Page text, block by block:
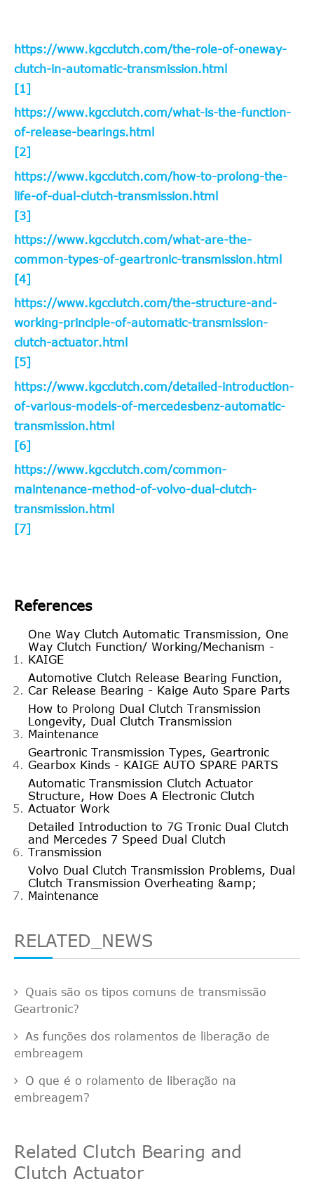
https://www.kgcclutch.com/the-role-of-oneway-
clutch-in-automatic-transmission.html
[1]
https://www.kgcclutch.com/what-is-the-function-
of-release-bearings.html
[2]
https://www.kgcclutch.com/how-to-prolong-the-
life-of-dual-clutch-transmission.html
[3]
https://www.kgcclutch.com/what-are-the-
common-types-of-geartronic-transmission.html
[4]
https://www.kgcclutch.com/the-structure-and-
working-principle-of-automatic-transmission-
clutch-actuator.html
[5]
https://www.kgcclutch.com/detailed-introduction-
of-various-models-of-mercedesbenz-automatic-
transmission.html
[6]
https://www.kgcclutch.com/common-
maintenance-method-of-volvo-dual-clutch-
transmission.html
[7]
References
One Way Clutch Automatic Transmission, One
Way Clutch Function/ Working/Mechanism -
KAIGE
Automotive Clutch Release Bearing Function,
Car Release Bearing - Kaige Auto Spare Parts
How to Prolong Dual Clutch Transmission
Longevity, Dual Clutch Transmission
Maintenance
Geartronic Transmission Types, Geartronic
Gearbox Kinds - KAIGE AUTO SPARE PARTS
Automatic Transmission Clutch Actuator
Structure, How Does A Electronic Clutch
Actuator Work
Detailed Introduction to 7G Tronic Dual Clutch
and Mercedes 7 Speed Dual Clutch
Transmission
Volvo Dual Clutch Transmission Problems, Dual
Clutch Transmission Overheating &amp;
Maintenance
RELATED_NEWS
Quais são os tipos comuns de transmissão
Geartronic?
As funções dos rolamentos de liberação de
embreagem
O que é o rolamento de liberação na
embreagem?
Related Clutch Bearing and
Clutch Actuator